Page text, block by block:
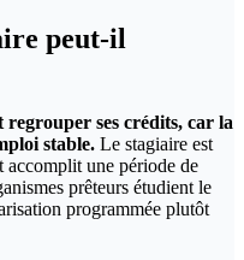
peut-il
ses crédits, car la
stable. Le stagiaire est
accomplit une période de
prêteurs étudient le
programmée plutôt